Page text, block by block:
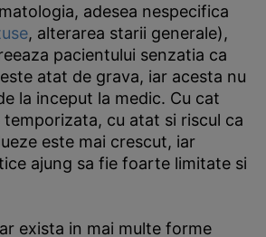
adesea nespecifica
, alterarea starii generale),
pacientului senzatia ca
atat de grava, iar acesta nu
la inceput la medic. Cu cat
cu atat si riscul ca
este mai crescut, iar
ajung sa fie foarte limitate si
exista in mai multe forme